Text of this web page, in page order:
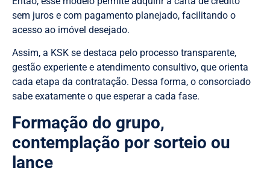
sem juros e com pagamento planejado, facilitando o
acesso ao imóvel desejado.
Assim, a KSK se destaca pelo processo transparente,
gestão experiente e atendimento consultivo, que orienta
cada etapa da contratação. Dessa forma, o consorciado
sabe exatamente o que esperar a cada fase.
Formação do grupo,
contemplação por sorteio ou
lance